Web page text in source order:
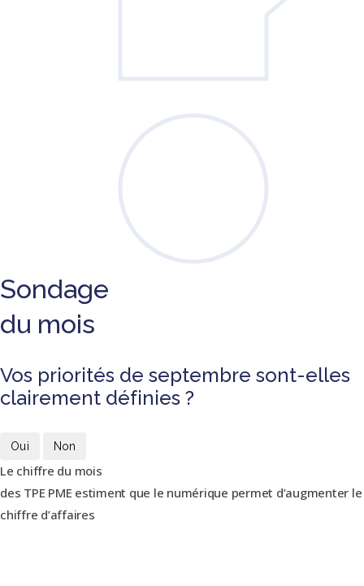
Sondage
du mois
Vos priorités de septembre sont-elles
clairement définies ?
Oui Non
Le chiffre du mois
des TPE PME estiment que le numérique permet d’augmenter le
chiffre d’affaires